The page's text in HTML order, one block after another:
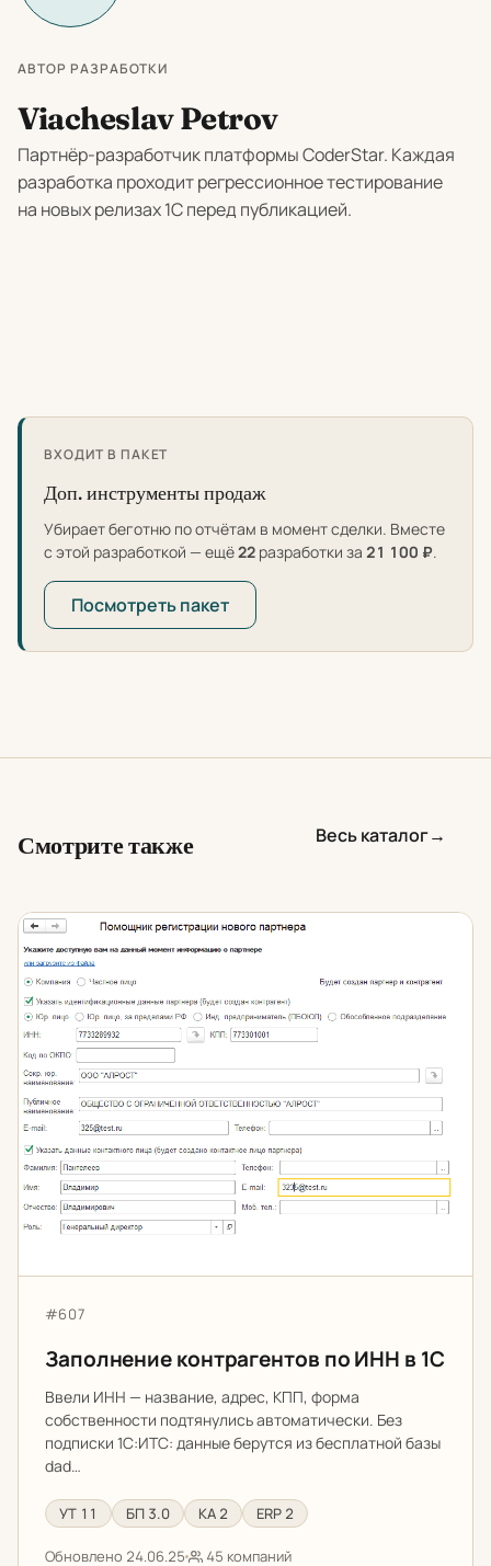
АВТОР РАЗРАБОТКИ
Viacheslav Petrov
Партнёр-разработчик платформы CoderStar. Каждая
разработка проходит регрессионное тестирование
на новых релизах 1С перед публикацией.
ВХОДИТ В ПАКЕТ
Доп. инструменты продаж
Убирает беготню по отчётам в момент сделки. Вместе
с этой разработкой — ещё22 разработки за 21 100 ₽.
Посмотреть пакет
Смотрите также Весь каталог→
Заполнение контрагентов по ИНН в 1С
Артикул:
#607
Заполнение контрагентов по ИНН в 1С
Ввели ИНН — название, адрес, КПП, форма
собственности подтянулись автоматически. Без
подписки 1С:ИТС: данные берутся из бесплатной базы
dad…
УТ 11 БП 3.0 КА 2 ERP 2
Обновлено 24.06.25 45 компаний